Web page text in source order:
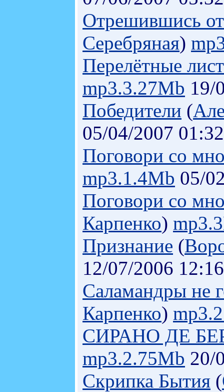
Отрешившись от
Серебряная)
Перелётные
mp3.3.27Mb 19/
Победители (
05/04/2007 01:32
Поговори со
mp3.1.4Mb 05/
Поговори со
Карпенко)
Признание (
12/07/2006 12:16
Саламандры не
Карпенко)
СИРАНО ДЕ
mp3.2.75Mb 20/
Скрипка Бытия (